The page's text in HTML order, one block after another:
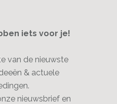
iets voor je!
van de nieuwste
& actuele
nieuwsbrief en